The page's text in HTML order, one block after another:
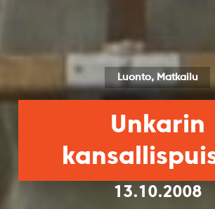
Luonto, Matkailu
Unkarin
13.10.2008